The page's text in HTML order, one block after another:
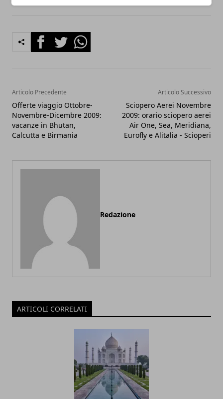
FacebookTwitterWhatsapp
Articolo Precedente
Offerte viaggio Ottobre-
Novembre-Dicembre 2009:
vacanze in Bhutan,
Calcutta e Birmania
Articolo Successivo
Sciopero Aerei Novembre
2009: orario sciopero aerei
Air One, Sea, Meridiana,
Eurofly e Alitalia - Scioperi
Redazione
ARTICOLI CORRELATI